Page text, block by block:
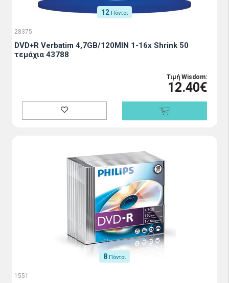
12 Πόντοι
28375
DVD+R Verbatim 4,7GB/120MIN 1-16x Shrink 50
τεμάχια 43788
Τιμή Wisdom:
12.40€
8 Πόντοι
1551